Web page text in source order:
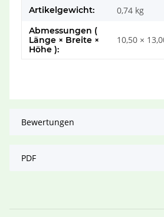
Artikelgewicht: 0,74 kg
Abmessungen (
Länge × Breite ×
Höhe ):
10,50 ×
Bewertungen
PDF